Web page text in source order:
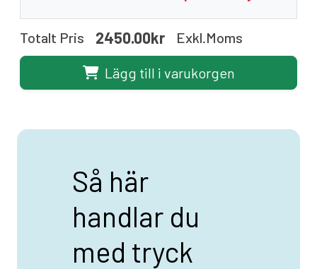
Totalt Pris 2450.00kr Exkl.moms
Lägg till i varukorgen
Så här
handlar du
med tryck